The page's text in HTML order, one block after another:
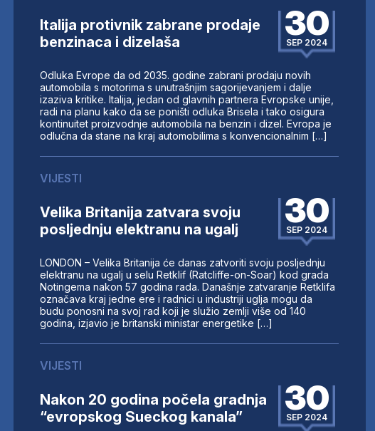
Italija protivnik zabrane prodaje
benzinaca i dizelaša
30
SEP 2024
Odluka Evrope da od 2035. godine zabrani prodaju novih
automobila s motorima s unutrašnjim sagorijevanjem i dalje
izaziva kritike. Italija, jedan od glavnih partnera Evropske unije,
radi na planu kako da se poništi odluka Brisela i tako osigura
kontinuitet proizvodnje automobila na benzin i dizel. Evropa je
odlučna da stane na kraj automobilima s konvencionalnim […]
VIJESTI
Velika Britanija zatvara svoju
posljednju elektranu na ugalj
30
SEP 2024
LONDON – Velika Britanija će danas zatvoriti svoju posljednju
elektranu na ugalj u selu Retklif (Ratcliffe-on-Soar) kod grada
Notingema nakon 57 godina rada. Današnje zatvaranje Retklifa
označava kraj jedne ere i radnici u industriji uglja mogu da
budu ponosni na svoj rad koji je služio zemlji više od 140
godina, izjavio je britanski ministar energetike […]
VIJESTI
Nakon 20 godina počela gradnja
“evropskog Sueckog kanala”
30
SEP 2024